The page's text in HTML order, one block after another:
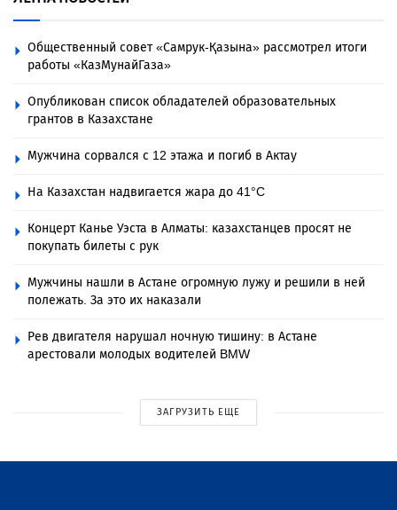
Общественный совет «Самрук-Қазына» рассмотрел итоги
работы «КазМунайГаза»
Опубликован список обладателей образовательных
грантов в Казахстане
Мужчина сорвался с 12 этажа и погиб в Актау
На Казахстан надвигается жара до 41°C
Концерт Канье Уэста в Алматы: казахстанцев просят не
покупать билеты с рук
Мужчины нашли в Астане огромную лужу и решили в ней
полежать. За это их наказали
Рев двигателя нарушал ночную тишину: в Астане
арестовали молодых водителей BMW
ЗАГРУЗИТЬ ЕЩЕ